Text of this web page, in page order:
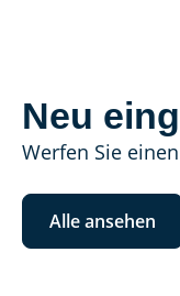
Neu
Werfen Sie
Alle ansehen